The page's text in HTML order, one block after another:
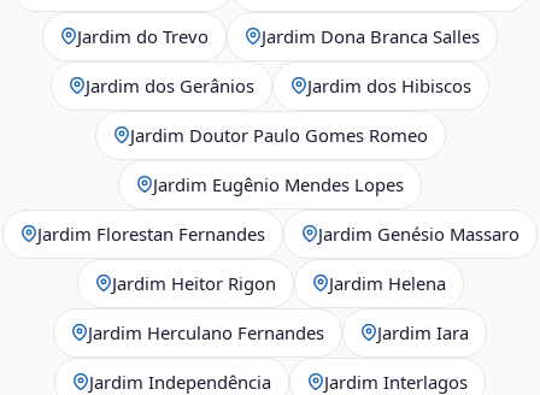
Jardim do Trevo Jardim Dona Branca Salles
Jardim dos Gerânios Jardim dos Hibiscos
Jardim Doutor Paulo Gomes Romeo
Jardim Eugênio Mendes Lopes
Jardim Florestan Fernandes Jardim Genésio Massaro
Jardim Heitor Rigon Jardim Helena
Jardim Herculano Fernandes Jardim Iara
Jardim Independência Jardim Interlagos